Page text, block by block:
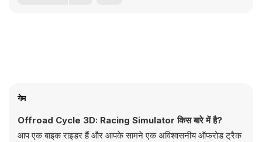
गेम
Offroad Cycle 3D: Racing Simulator किस बारे में है?
आप एक बाइक राइडर हैं और आपके सामने एक अविश्वसनीय ऑफरोड ट्रैक